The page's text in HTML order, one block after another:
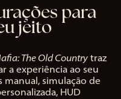
para
jeito
The Old Country traz
a experiência ao seu
simulação de
HUD